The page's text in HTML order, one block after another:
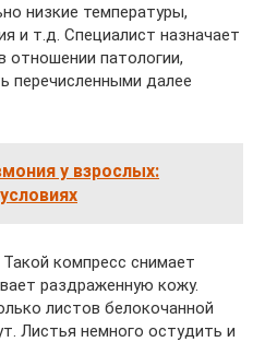
низкие температуры,
и т.д. Специалист назначает
отношении патологии,
перечисленными далее
у взрослых:
компресс снимает
раздраженную кожу.
листов белокочанной
Листья немного остудить и